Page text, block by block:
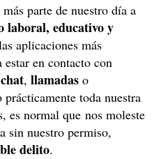
parte de nuestro día a
laboral, educativo y
aplicaciones más
en contacto con
chat, llamadas o
toda nuestra
es normal que nos moleste
sin nuestro permiso,
delito.